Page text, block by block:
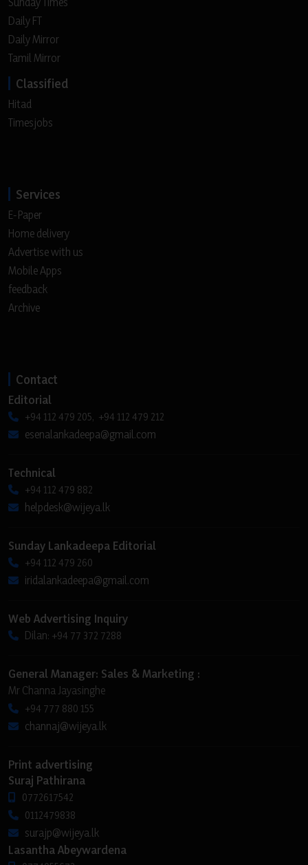
Daily FT
Daily Mirror
Tamil Mirror
Classified
Hitad
Timesjobs
Services
E-Paper
Home delivery
Advertise with us
Mobile Apps
feedback
Archive
Contact
Editorial
+94 112 479 205, +94 112 479 212
esenalankadeepa@gmail.com
Technical
+94 112 479 882
helpdesk@wijeya.lk
Sunday Lankadeepa Editorial
+94 112 479 260
iridalankadeepa@gmail.com
Web Advertising Inquiry
Dilan: +94 77 372 7288
General Manager: Sales & Marketing :
Mr Channa Jayasinghe
+94 777 880 155
channaj@wijeya.lk
Print advertising
Suraj Pathirana
0772617542
0112479838
surajp@wijeya.lk
Lasantha Abeywardena